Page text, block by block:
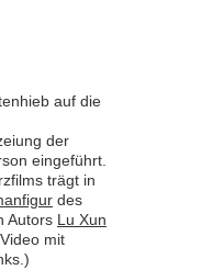
auf die
der
eingeführt.
trägt in
des
Autors Lu Xun
mit